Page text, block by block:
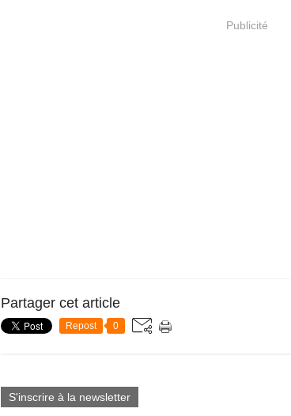
Publicité
Partager cet article
Repost 0
S'inscrire à la newsletter